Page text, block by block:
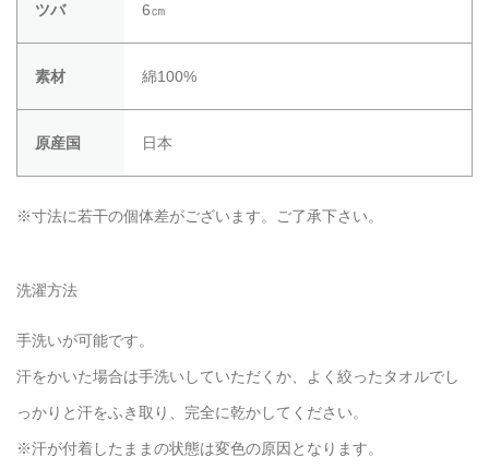
ツバ 6㎝
素材 綿100%
原産国 日本
※寸法に若干の個体差がございます。ご了承下さい。
洗濯方法
手洗いが可能です。
汗をかいた場合は手洗いしていただくか、よく絞ったタオルでし
っかりと汗をふき取り、完全に乾かしてください。
※汗が付着したままの状態は変色の原因となります。